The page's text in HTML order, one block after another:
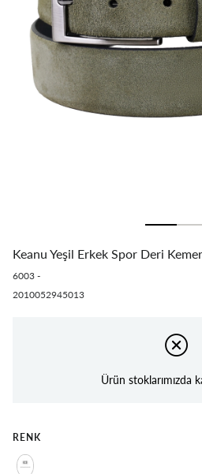
Keanu Yeşil Erkek Spor Deri Kemer
6003 -
2010052945013
Ürün stoklarımızda
RENK